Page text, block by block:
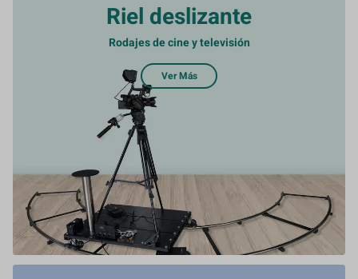
Riel deslizante
Rodajes de cine y televisión
Ver Más